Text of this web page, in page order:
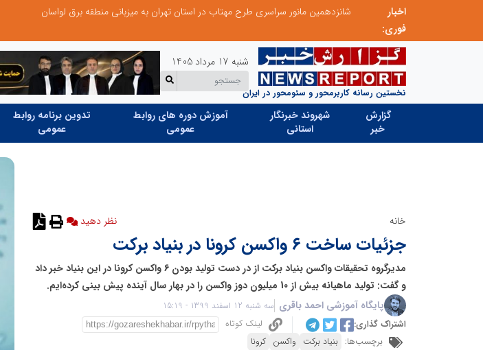
اخبار
فوری:
منطقه برق لواسان جمع‌آوری 183 برق غیرمجاز در شانزدهمین مانور سراسری طرح مهتاب در استان تهران
نخستین رسانه کاربرمحور و سئومحور در ایران
شنبه 17 مرداد 1405
گزارش
خبر
شهروند خبرنگار
استانی
آموزش دوره های روابط
عمومی
تدوین برنامه روابط
عمومی
خانه نظر دهید
جزئیات ساخت ۶ واکسن کرونا در بنیاد برکت
مدیرگروه تحقیقات واکسن بنیاد برکت از در دست تولید بودن 6 واکسن کرونا در این بنیاد خبر داد
و گفت: تولید ماهیانه بیش از 10 میلیون دوز واکسن را در بهار سال آینده پیش بینی کرده‌ایم.
پایگاه آموزشی احمد باقری سه شنبه 12 اسفند 1399 - 15:19
اشتراک گذاری:
لینک کوتاه
برچسب‌ها: بنیاد برکت واکسن کرونا